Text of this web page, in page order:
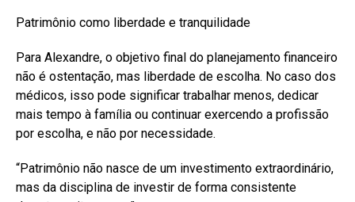
Patrimônio como liberdade e tranquilidade
Para Alexandre, o objetivo final do planejamento financeiro
não é ostentação, mas liberdade de escolha. No caso dos
médicos, isso pode significar trabalhar menos, dedicar
mais tempo à família ou continuar exercendo a profissão
por escolha, e não por necessidade.
“Patrimônio não nasce de um investimento extraordinário,
mas da disciplina de investir de forma consistente